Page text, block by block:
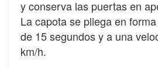
y conserva las puertas en
La capota se pliega en
de 15 segundos y a una
km/h.